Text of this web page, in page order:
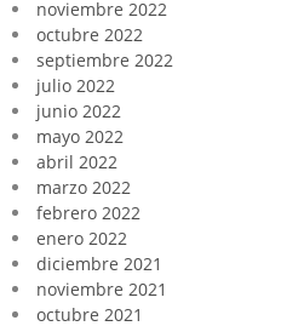
noviembre 2022
octubre 2022
septiembre 2022
julio 2022
junio 2022
mayo 2022
abril 2022
marzo 2022
febrero 2022
enero 2022
diciembre 2021
noviembre 2021
octubre 2021